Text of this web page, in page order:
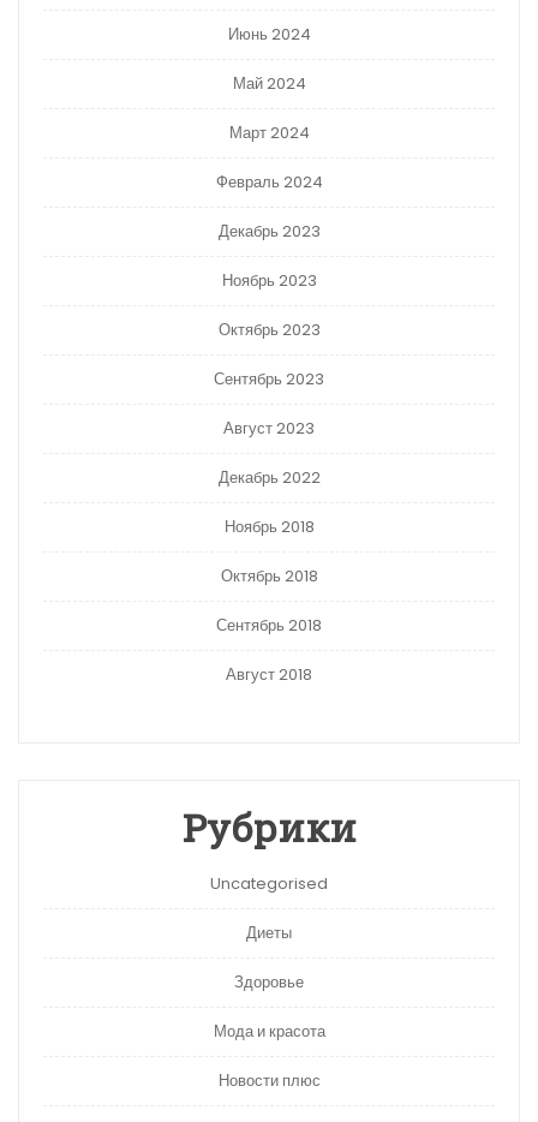
Июнь 2024
Май 2024
Март 2024
Февраль 2024
Декабрь 2023
Ноябрь 2023
Октябрь 2023
Сентябрь 2023
Август 2023
Декабрь 2022
Ноябрь 2018
Октябрь 2018
Сентябрь 2018
Август 2018
Рубрики
Uncategorised
Диеты
Здоровье
Мода и красота
Новости плюс